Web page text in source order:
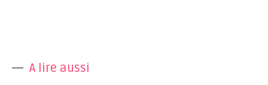
A lire aussi